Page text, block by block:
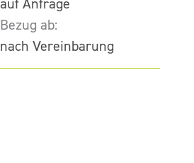
auf Anfrage
Bezug ab:
nach Vereinbarung